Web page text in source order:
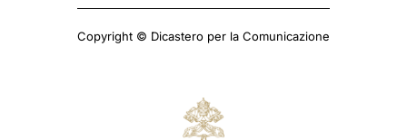
Copyright © Dicastero per la Comunicazione